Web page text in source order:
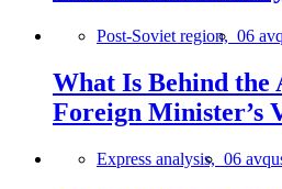
Post-Soviet region, 06
What Is Behind the
Foreign Minister’s
Express analysis, 06